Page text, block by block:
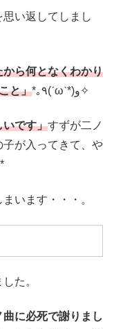
思い返してしまし
ら何となくわかり
と」
*｡٩(ˊωˋ*)و✧
いです」すずが二ノ
が入ってきて、や
まいます・・・。
た。
に必死で謝りまし